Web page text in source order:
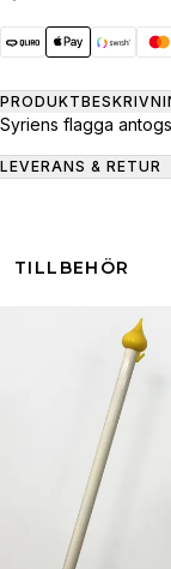
Syriens flagga
LEVERANS & RETUR
TILLBEHÖR